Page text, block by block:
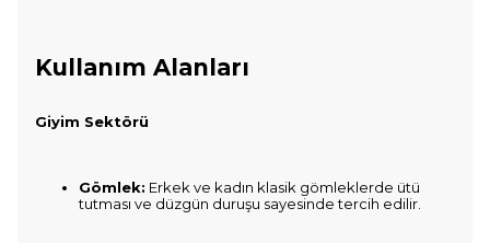
Kullanım Alanları
Giyim Sektörü
Gömlek: Erkek ve kadın klasik gömleklerde ütü
tutması ve düzgün duruşu sayesinde tercih edilir.